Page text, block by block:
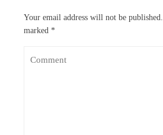
Your email address will not be published.
marked *